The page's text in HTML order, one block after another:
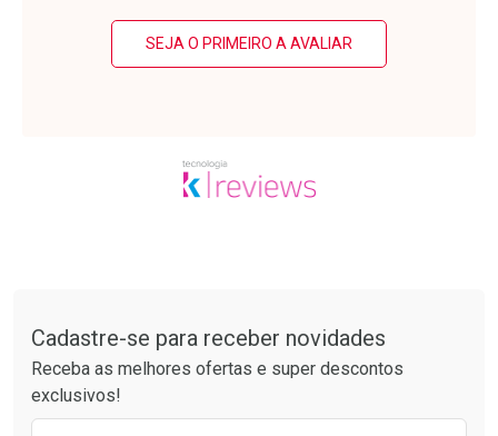
Por R$ 55,99/cada
Por R$ 20,24/cada
SEJA O PRIMEIRO A AVALIAR
Cadastre-se para receber novidades
Receba as melhores ofertas e super descontos
exclusivos!